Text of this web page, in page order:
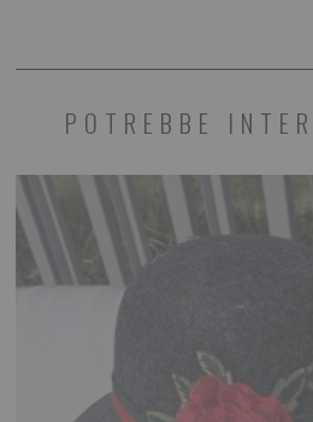
POTREBBE